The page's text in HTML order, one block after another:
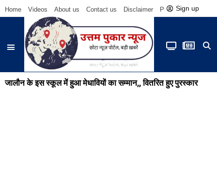
Home Videos About us Contact us Disclaimer Privacy Policy
Sign up
जालौन के इस स्कूल में हुआ मेधावियों का सम्मान,, वितरित हुए पुरस्कार